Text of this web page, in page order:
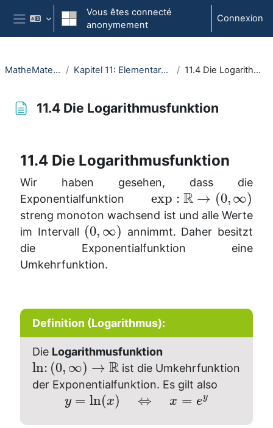
Passer au contenu principal
Panneau latéral
Vous êtes connecté
anonymement
Connexion
MatheMaterialien 1 Kapitel 11: Elementare Funktionen 11.4 Die Logarithmusfunktion
11.4 Die Logarithmusfunktion
11.4 Die Logarithmusfunktion
Wir haben gesehen, dass die
Exponentialfunktion exp : R → (0,∞)
streng monoton wachsend ist und alle Werte
im Intervall (0, ∞) annimmt. Daher besitzt
die Exponentialfunktion eine
Umkehrfunktion.
Definition (Logarithmus):
Die Logarithmusfunktion
ln: (0, ∞) → R ist die Umkehrfunktion
der Exponentialfunktion. Es gilt also
y = ln(x) ⇔ x = ey